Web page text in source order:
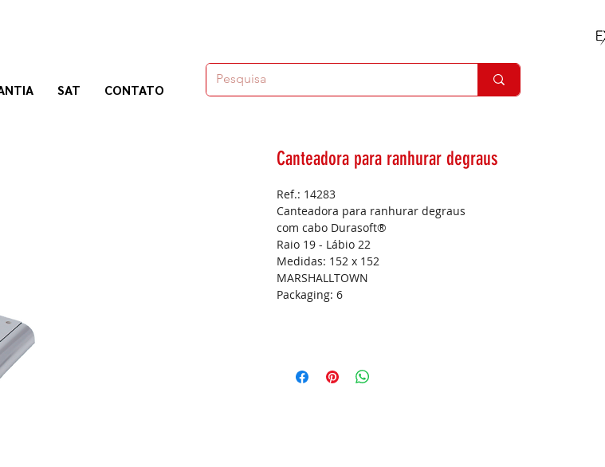
Nogosa Soluciones Constructivas
SAT CONTATO
Canteadora para ranhurar degraus
Ref.: 14283
Canteadora para ranhurar degraus
com cabo Durasoft®
Raio 19 - Lábio 22
Medidas: 152 x 152
MARSHALLTOWN
Packaging: 6